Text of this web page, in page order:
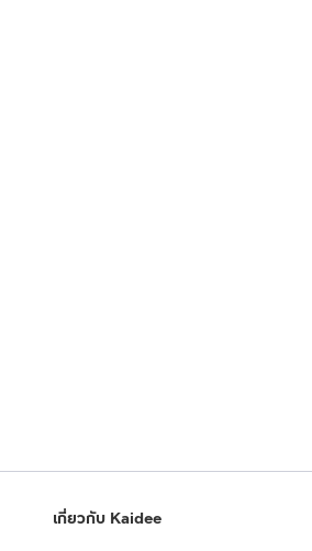
เกี่ยวกับ Kaidee